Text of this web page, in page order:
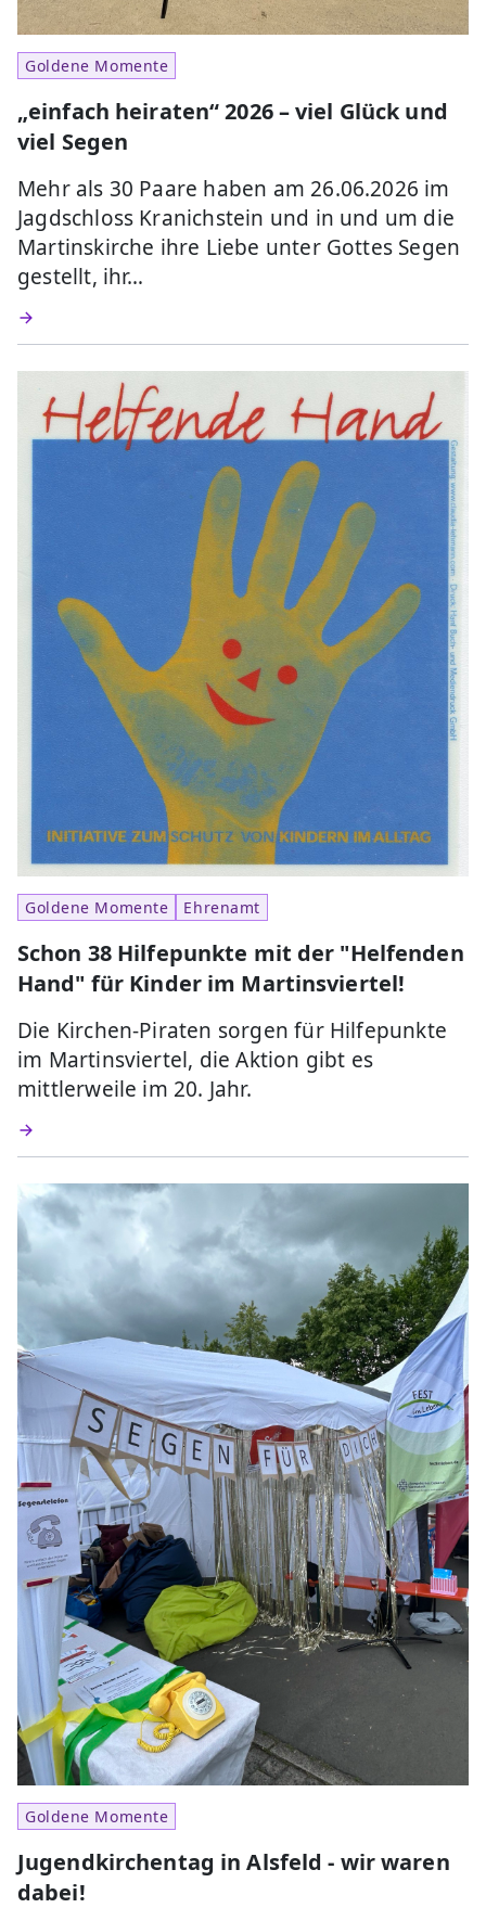
Goldene Momente
„einfach heiraten“ 2026 – viel Glück und
viel Segen
Mehr als 30 Paare haben am 26.06.2026 im
Jagdschloss Kranichstein und in und um die
Martinskirche ihre Liebe unter Gottes Segen
gestellt, ihr…
Goldene Momente Ehrenamt
Schon 38 Hilfepunkte mit der "Helfenden
Hand" für Kinder im Martinsviertel!
Die Kirchen-Piraten sorgen für Hilfepunkte
im Martinsviertel, die Aktion gibt es
mittlerweile im 20. Jahr.
Goldene Momente
Jugendkirchentag in Alsfeld - wir waren
dabei!